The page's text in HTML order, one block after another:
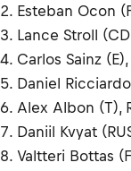
2. Esteban Ocon
3. Lance Stroll
4. Carlos Sainz
5. Daniel
6. Alex Albon (T),
7. Daniil Kvyat
8. Valtteri Bottas